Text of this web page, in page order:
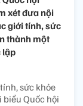
xét đưa nội
giới tính, sức
thành một
lập
sức khỏe
Quốc hội